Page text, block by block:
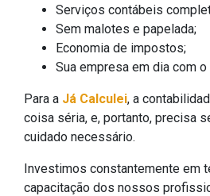
Serviços contábeis
Sem malotes e papelada;
Economia de impostos;
Sua empresa em dia com
Para a Já Calculei, a
coisa séria, e, portanto, precisa
cuidado necessário.
Investimos constantemente em
capacitação dos nossos